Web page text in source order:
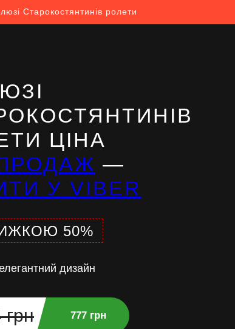
Старокостянтинів ролети
ЦІНА
—
У VIBER
50%
дизайн
грн 777 грн